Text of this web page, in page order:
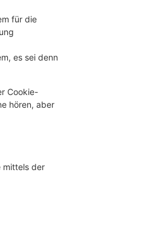
für die
es sei denn
Cookie-
hören, aber
mittels der